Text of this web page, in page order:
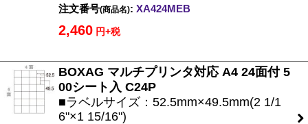
注文番号(商品名): XA424MEB
2,460 円+税
BOXAG マルチプリンタ対応 A4 24面付 5
00シート入 C24P
■ラベルサイズ：52.5mm×49.5mm(2 1/1
6"×1 15/16")